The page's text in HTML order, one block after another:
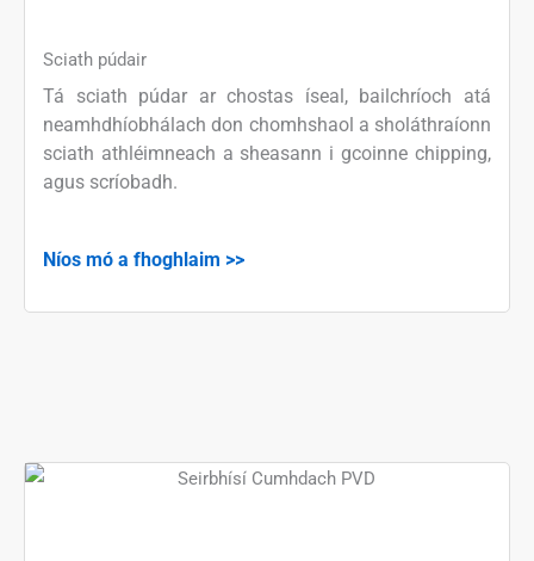
Sciath púdair
Tá sciath púdar ar chostas íseal, bailchríoch atá
neamhdhíobhálach don chomhshaol a sholáthraíonn
sciath athléimneach a sheasann i gcoinne chipping,
agus scríobadh.
Níos mó a fhoghlaim >>